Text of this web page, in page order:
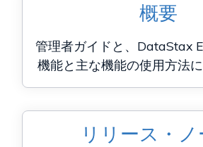
概要
管理者ガイドと、DataStax
機能と主な機能の使用方法に
リリース・ノ